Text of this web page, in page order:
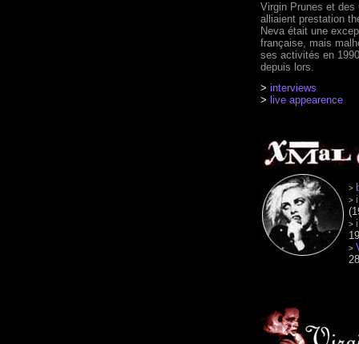
Virgin Prunes et des
alliaient prestation
Neva était une
française, mais
ses activités en
depuis lors.
> interviews
> live appearence
>
>
>
>